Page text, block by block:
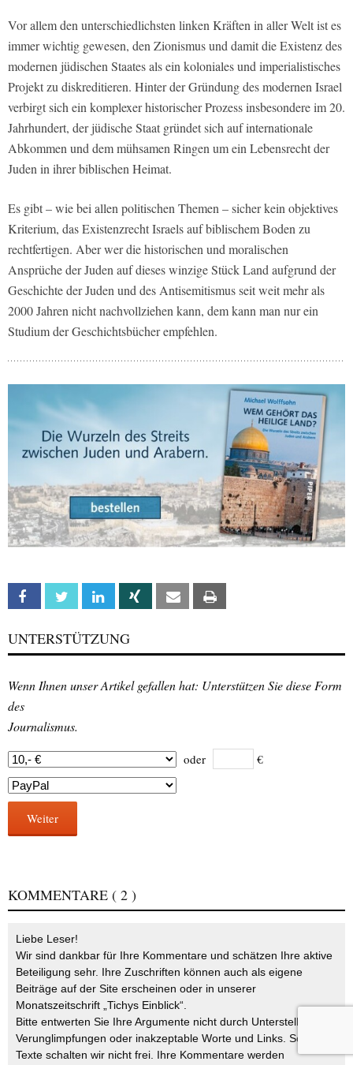
Vor allem den unterschiedlichsten linken Kräften in aller Welt ist es
immer wichtig gewesen, den Zionismus und damit die Existenz des
modernen jüdischen Staates als ein koloniales und imperialistisches
Projekt zu diskreditieren. Hinter der Gründung des modernen Israel
verbirgt sich ein komplexer historischer Prozess insbesondere im 20.
Jahrhundert, der jüdische Staat gründet sich auf internationale
Abkommen und dem mühsamen Ringen um ein Lebensrecht der
Juden in ihrer biblischen Heimat.
Es gibt – wie bei allen politischen Themen – sicher kein objektives
Kriterium, das Existenzrecht Israels auf biblischem Boden zu
rechtfertigen. Aber wer die historischen und moralischen
Ansprüche der Juden auf dieses winzige Stück Land aufgrund der
Geschichte der Juden und des Antisemitismus seit weit mehr als
2000 Jahren nicht nachvollziehen kann, dem kann man nur ein
Studium der Geschichtsbücher empfehlen.
Facebook Twitter Linkedin Xing Email
UNTERSTÜTZUNG
Wenn Ihnen unser Artikel gefallen hat: Unterstützen Sie diese Form
des
Journalismus.
oder €
Weiter
KOMMENTARE ( 2 )
Liebe Leser!
Wir sind dankbar für Ihre Kommentare und schätzen Ihre aktive
Beteiligung sehr. Ihre Zuschriften können auch als eigene
Beiträge auf der Site erscheinen oder in unserer
Monatszeitschrift „Tichys Einblick“.
Bitte entwerten Sie Ihre Argumente nicht durch Unterstellungen,
Verunglimpfungen oder inakzeptable Worte und Links. Solche
Texte schalten wir nicht frei. Ihre Kommentare werden